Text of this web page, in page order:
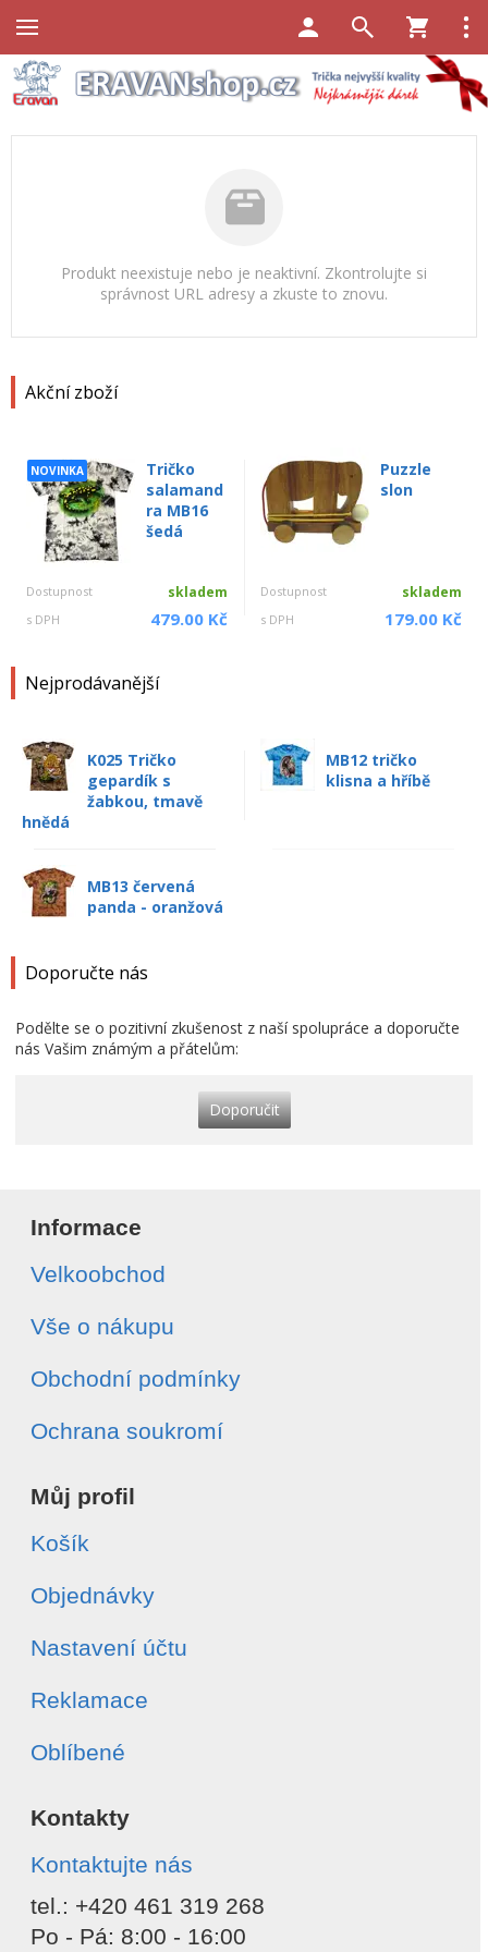
Akční zboží
NOVINKA
Tričko
salamand
ra MB16
šedá
Dostupnost skladem
s DPH 479.00 Kč
Puzzle
slon
Dostupnost skladem
s DPH 179.00 Kč
Nejprodávanější
K025 Tričko
gepardík s
žabkou, tmavě
hnědá
MB12 tričko
klisna a hříbě
MB13 červená
panda - oranžová
Doporučte nás
Podělte se o pozitivní zkušenost z naší spolupráce a doporučte
nás Vašim známým a přátelům:
Doporučit
Produkt neexistuje nebo je neaktivní. Zkontrolujte si
správnost URL adresy a zkuste to znovu.
Informace
Velkoobchod
Vše o nákupu
Obchodní podmínky
Ochrana soukromí
Můj profil
Košík
Objednávky
Nastavení účtu
Reklamace
Oblíbené
Kontakty
Kontaktujte nás
tel.: +420 461 319 268
Po - Pá: 8:00 - 16:00